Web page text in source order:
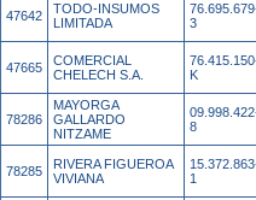
47642
TODO-INSUMOS
LIMITADA
3
47665
COMERCIAL
CHELECH S.A.
K
78286
MAYORGA
GALLARDO
NITZAME
8
78285
RIVERA FIGUEROA
VIVIANA
1